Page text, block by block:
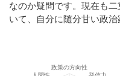
なのか疑問です。現在も
いて、自分に随分甘い政治